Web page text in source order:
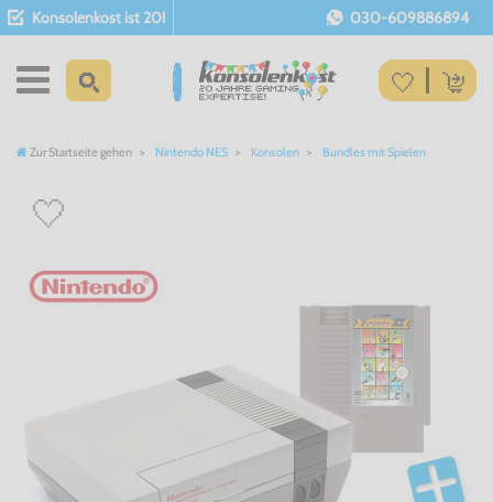
Konsolenkost ist 20! 030-609886894
Zur Startseite gehen Nintendo NES Konsolen Bundles mit Spielen